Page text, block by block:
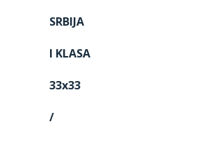
SRBIJA
I KLASA
33x33
/